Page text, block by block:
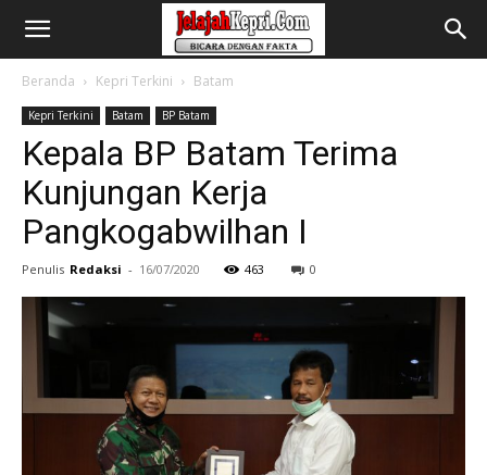
Beranda Kepri Terkini Batam
Kepri Terkini Batam BP Batam
Kepala BP Batam Terima
Kunjungan Kerja
Pangkogabwilhan I
Penulis Redaksi - 16/07/2020 463 0